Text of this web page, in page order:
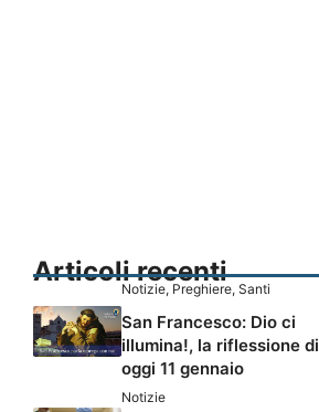
Articoli recenti
Notizie, Preghiere, Santi
San Francesco: Dio ci
illumina!, la riflessione di
oggi 11 gennaio
Notizie